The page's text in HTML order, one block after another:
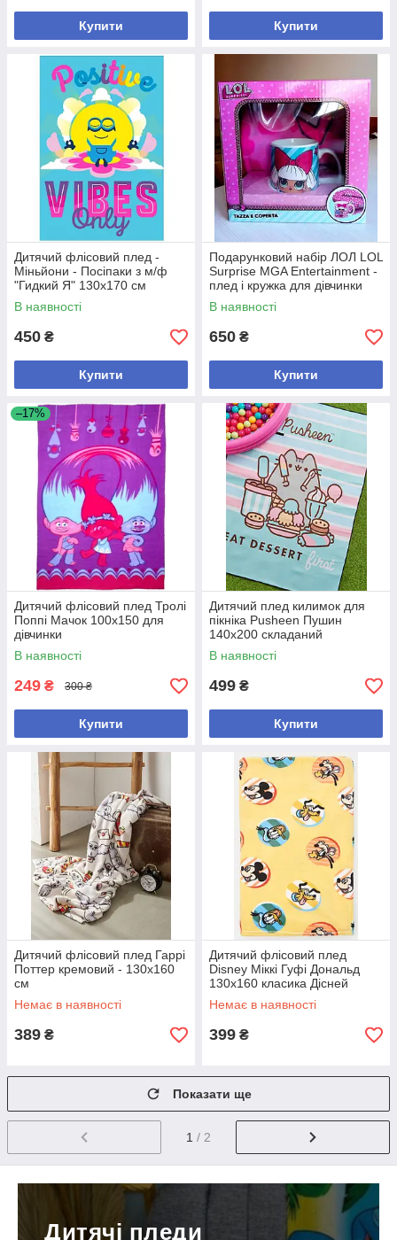
Купити Купити
Дитячий флісовий плед -
Міньйони - Посіпаки з м/ф
"Гидкий Я" 130х170 см
В наявності
450 ₴
Купити
Подарунковий набір ЛОЛ LOL
Surprise MGA Entertainment -
плед і кружка для дівчинки
В наявності
650 ₴
Купити
–17%
Дитячий флісовий плед Тролі
Поппі Мачок 100х150 для
дівчинки
В наявності
249 ₴ 300 ₴
Купити
Дитячий плед килимок для
пікніка Pusheen Пушин
140х200 складаний
водовідштовхувальний
В наявності
499 ₴
Купити
Дитячий флісовий плед Гаррі
Поттер кремовий - 130х160
см
Немає в наявності
389 ₴
Дитячий флісовий плед
Disney Міккі Гуфі Дональд
130х160 класика Дісней
Немає в наявності
399 ₴
Показати ще
1 / 2
Дитячі пледи